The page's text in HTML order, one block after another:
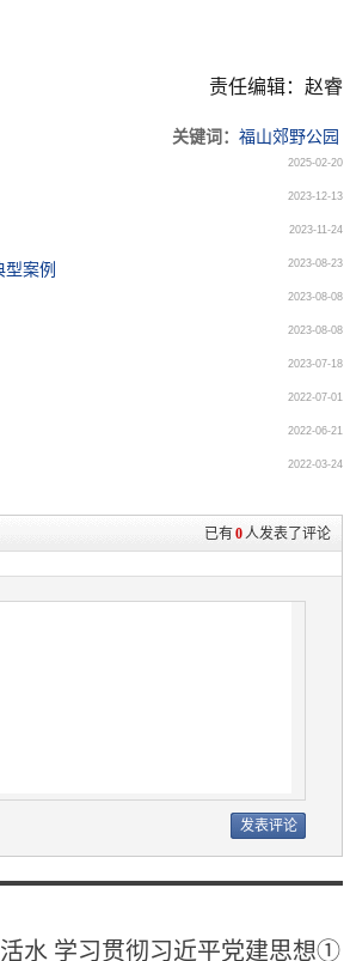
责任编辑：赵睿
关键词： 福山郊野公园
2025-02-20
2023-12-13
2023-11-24
案例 2023-08-23
2023-08-08
2023-08-08
2023-07-18
2022-07-01
2022-06-21
2022-03-24
已有0人发表了评论
水 学习贯彻习近平党建思想①